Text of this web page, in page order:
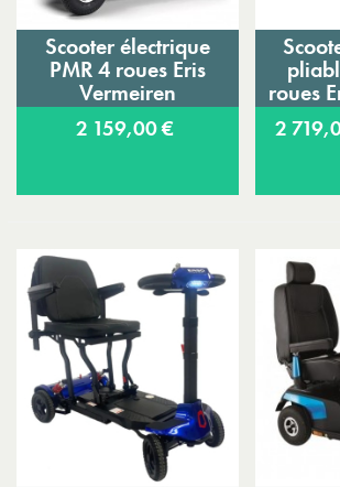
Scooter électrique
PMR 4 roues Eris
Vermeiren
2 159,00 €
roues
2